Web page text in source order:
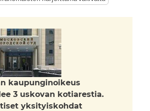
kaupunginoikeus
3 uskovan kotiarestia.
yksityiskohdat